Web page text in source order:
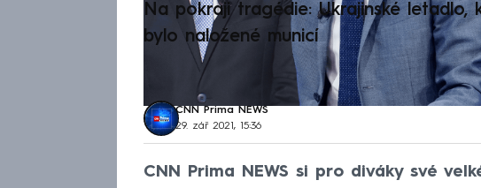
Na pokraji tragédie: Ukrajinské letadlo,
bylo naložené municí
CNN Prima NEWS
29. zář 2021, 15:36
CNN Prima NEWS si pro diváky své